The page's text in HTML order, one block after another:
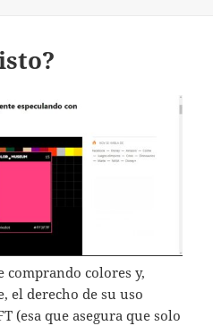
comprando colores y,
el derecho de su uso
(esa que asegura que solo